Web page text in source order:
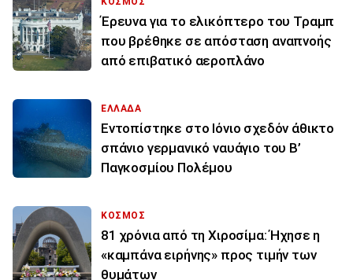
Έρευνα για το ελικόπτερο του Τραμπ
που βρέθηκε σε απόσταση αναπνοής
από επιβατικό αεροπλάνο
ΕΛΛΑΔΑ
Εντοπίστηκε στο Ιόνιο σχεδόν άθικτο
σπάνιο γερμανικό ναυάγιο του Β’
Παγκοσμίου Πολέμου
ΚΟΣΜΟΣ
81 χρόνια από τη Χιροσίμα: Ήχησε η
«καμπάνα ειρήνης» προς τιμήν των
θυμάτων